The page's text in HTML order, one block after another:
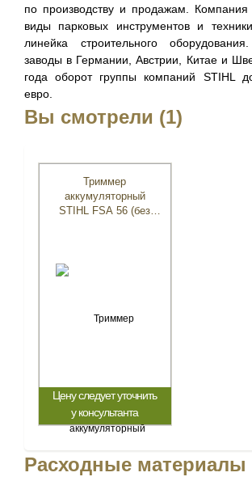
по производству и продажам. Компания
виды парковых инструментов и
линейка строительного
заводы в Германии, Австрии, Китае и
года оборот группы компаний STIHL
евро.
Вы смотрели (1)
Триммер
аккумуляторный
STIHL FSA 56 (без
Цену следует уточнить
у консультанта
Расходные материалы